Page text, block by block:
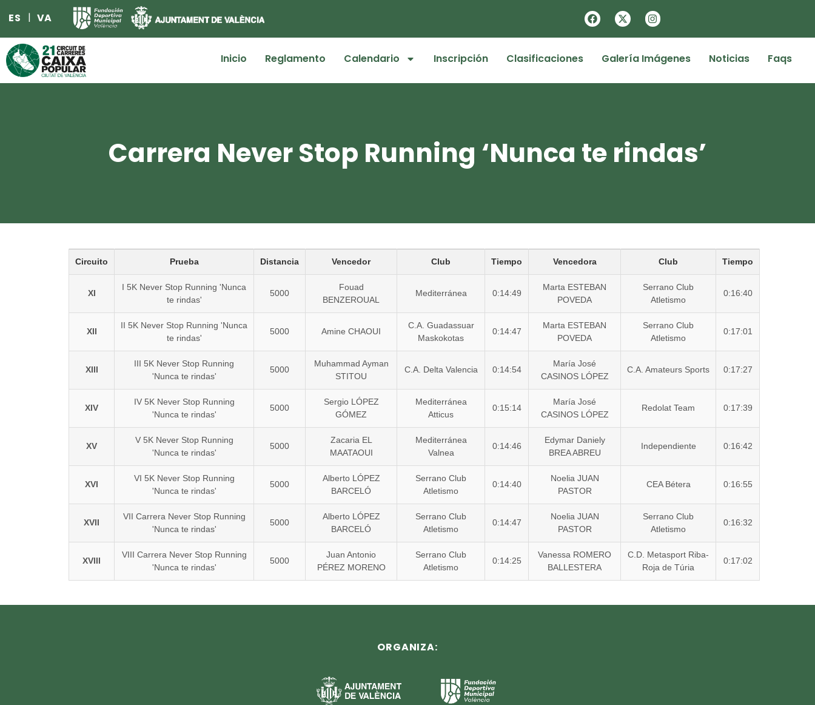
ES VA
Inicio Reglamento Calendario Inscripción Clasificaciones Galería Imágenes Noticias Faqs
Carrera Never Stop Running ‘Nunca te rindas’
Circuito Prueba Distancia Vencedor Club Tiempo Vencedora Club Tiempo
XI
I 5K Never Stop Running 'Nunca
te rindas'
5000
Fouad
BENZEROUAL
Mediterránea 0:14:49
Marta ESTEBAN
POVEDA
Serrano Club
Atletismo
0:16:40
XII
II 5K Never Stop Running 'Nunca
te rindas'
5000 Amine CHAOUI
C.A. Guadassuar
Maskokotas
0:14:47
Marta ESTEBAN
POVEDA
Serrano Club
Atletismo
0:17:01
XIII
III 5K Never Stop Running
'Nunca te rindas'
5000
Muhammad Ayman
STITOU
C.A. Delta Valencia 0:14:54
María José
CASINOS LÓPEZ
C.A. Amateurs Sports 0:17:27
XIV
IV 5K Never Stop Running
'Nunca te rindas'
5000
Sergio LÓPEZ
GÓMEZ
Mediterránea
Atticus
0:15:14
María José
CASINOS LÓPEZ
Redolat Team 0:17:39
XV
V 5K Never Stop Running
'Nunca te rindas'
5000
Zacaria EL
MAATAOUI
Mediterránea
Valnea
0:14:46
Edymar Daniely
BREA ABREU
Independiente 0:16:42
XVI
VI 5K Never Stop Running
'Nunca te rindas'
5000
Alberto LÓPEZ
BARCELÓ
Serrano Club
Atletismo
0:14:40
Noelia JUAN
PASTOR
CEA Bétera 0:16:55
XVII
VII Carrera Never Stop Running
'Nunca te rindas'
5000
Alberto LÓPEZ
BARCELÓ
Serrano Club
Atletismo
0:14:47
Noelia JUAN
PASTOR
Serrano Club
Atletismo
0:16:32
XVIII
VIII Carrera Never Stop Running
'Nunca te rindas'
5000
Juan Antonio
PÉREZ MORENO
Serrano Club
Atletismo
0:14:25
Vanessa ROMERO
BALLESTERA
C.D. Metasport Riba-
Roja de Túria
0:17:02
ORGANIZA: